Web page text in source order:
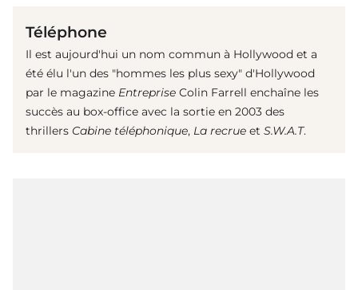
Téléphone
Il est aujourd'hui un nom commun à Hollywood et a
été élu l'un des "hommes les plus sexy" d'Hollywood
par le magazine Entreprise Colin Farrell enchaîne les
succès au box-office avec la sortie en 2003 des
thrillers Cabine téléphonique, La recrue et S.W.A.T.